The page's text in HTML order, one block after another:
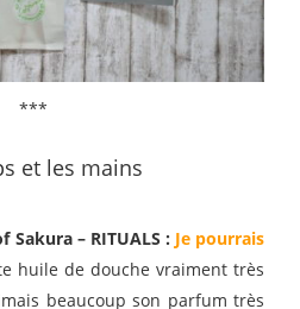
***
et les mains
Sakura – RITUALS : Je pourrais
huile de douche vraiment très
beaucoup son parfum très